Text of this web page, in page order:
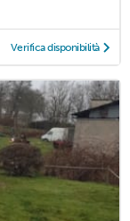
Verifica disponibilità